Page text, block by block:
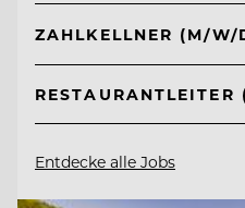
ZAHLKELLNER (M/W/
RESTAURANTLEITER
Entdecke alle Jobs